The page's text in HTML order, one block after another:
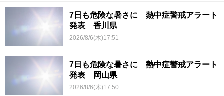
7日も危険な暑さに 熱中症警戒アラート
発表 香川県
2026/8/6(木)17:51
7日も危険な暑さに 熱中症警戒アラート
発表 岡山県
2026/8/6(木)17:50